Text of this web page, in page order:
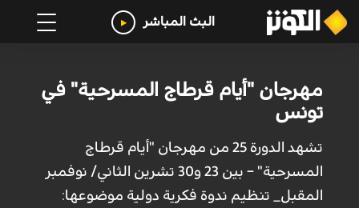
البث المباشر
مهرجان "أيام قرطاج المسرحية" في
تونس
تشهد الدورة 25 من مهرجان "أيام قرطاج
المسرحية" – بين 23 و30 تشرين الثاني/ نوفمبر
المقبل_ تنظيم ندوة فكرية دولية موضوعها: